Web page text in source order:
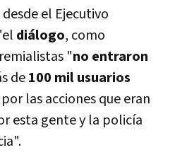
el Ejecutivo
diálogo, como
"no entraron
de100 mil usuarios
por las acciones que eran
esta gente y la policí­a